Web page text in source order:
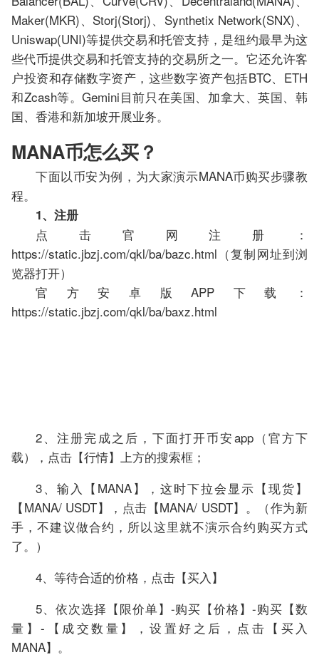
Maker(MKR)、Storj(Storj)、Synthetix Network(SNX)、
Uniswap(UNI)等提供交易和托管支持，是纽约最早为这
些代币提供交易和托管支持的交易所之一。它还允许客
户投资和存储数字资产，这些数字资产包括BTC、ETH
和Zcash等。Gemini目前只在美国、加拿大、英国、韩
国、香港和新加坡开展业务。
MANA币怎么买？
下面以币安为例，为大家演示MANA币购买步骤教
程。
1、注册
点击官网注册：
https://static.jbzj.com/qkl/ba/bazc.html（复制网址到浏
览器打开）
官方安卓版APP下载：
https://static.jbzj.com/qkl/ba/baxz.html
2、注册完成之后，下面打开币安app（官方下
载），点击【行情】上方的搜索框；
3、输入【MANA】，这时下拉会显示【现货】
【MANA/ USDT】，点击【MANA/ USDT】。（作为新
手，不建议做合约，所以这里就不演示合约购买方式
了。）
4、等待合适的价格，点击【买入】
5、依次选择【限价单】-购买【价格】-购买【数
量】-【成交数量】，设置好之后，点击【买入
MANA】。